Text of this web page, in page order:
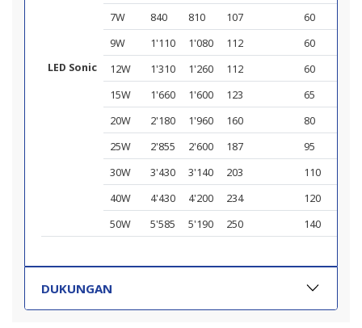
LED Sonic
7W
840 810 107
60
9W
1'110 1'080 112
60
12W
1'310 1'260 112
60
15W
1'660 1'600 123
65
20W
2'180 1'960 160
80
25W
2'855 2'600 187
95
30W
3'430 3'140 203
110
40W
4'430 4'200 234
120
50W
5'585 5'190 250 140
DUKUNGAN